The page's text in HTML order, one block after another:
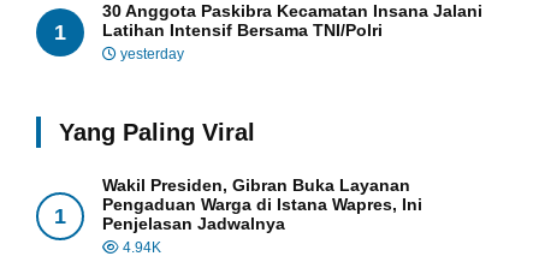
1
30 Anggota Paskibra Kecamatan Insana Jalani
Latihan Intensif Bersama TNI/Polri
yesterday
Yang Paling Viral
1
Wakil Presiden, Gibran Buka Layanan
Pengaduan Warga di Istana Wapres, Ini
Penjelasan Jadwalnya
4.94K